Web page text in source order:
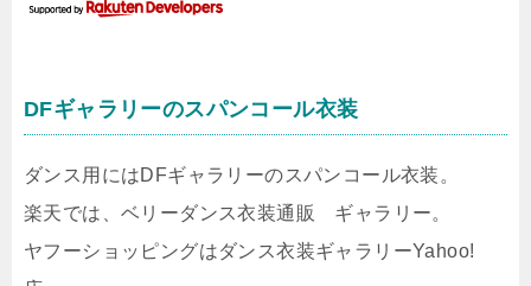
DFギャラリーのスパンコール衣装
ダンス用にはDFギャラリーのスパンコール衣装。
楽天では、ベリーダンス衣装通販 ギャラリー。
ヤフーショッピングはダンス衣装ギャラリーYahoo!